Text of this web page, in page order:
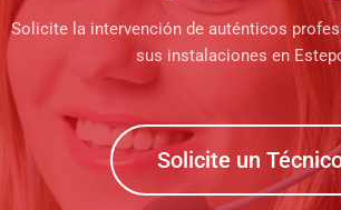
Solicite la intervención de auténticos
sus instalaciones en
Solicite un